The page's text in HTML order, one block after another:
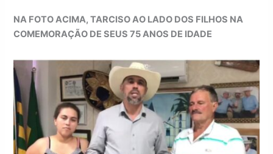
NA FOTO ACIMA, TARCISO AO LADO DOS FILHOS NA
COMEMORAÇÃO DE SEUS 75 ANOS DE IDADE